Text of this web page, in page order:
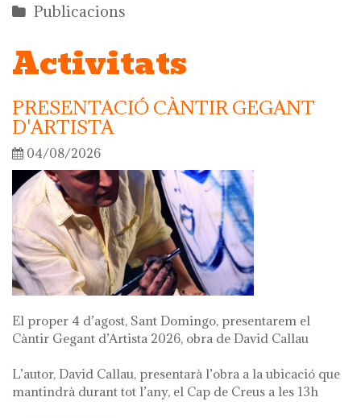
Publicacions
Activitats
PRESENTACIÓ CÀNTIR GEGANT
D'ARTISTA
04/08/2026
El proper 4 d’agost, Sant Domingo, presentarem el
Càntir Gegant d’Artista 2026, obra de David Callau
L’autor, David Callau, presentarà l’obra a la ubicació que
mantindrà durant tot l’any, el Cap de Creus a les 13h